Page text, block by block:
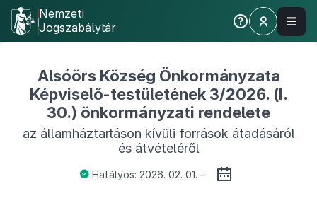
Nemzeti
Jogszabálytár
Alsóörs Község Önkormányzata
Képviselő-testületének 3/2026. (I.
30.) önkormányzati rendelete
az államháztartáson kívüli források átadásáról
és átvételéről
Hatályos: 2026. 02. 01. –